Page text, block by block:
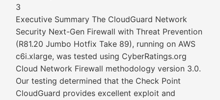
3
Executive Summary The CloudGuard Network
Security Next-Gen Firewall with Threat Prevention
(R81.20 Jumbo Hotfix Take 89), running on AWS
c6i.xlarge, was tested using CyberRatings.org
Cloud Network Firewall methodology version 3.0.
Our testing determined that the Check Point
CloudGuard provides excellent exploit and